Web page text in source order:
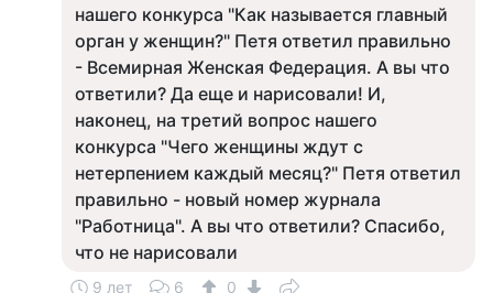
нашего конкурса "Как называется главный
орган у женщин?" Петя ответил правильно
- Всемирная Женская Федерация. А вы что
ответили? Да еще и нарисовали! И,
наконец, на третий вопрос нашего
конкурса "Чего женщины ждут с
нетерпением каждый месяц?" Петя ответил
правильно - новый номер журнала
"Работница". А вы что ответили? Спасибо,
что не нарисовали
9 лет 6 0